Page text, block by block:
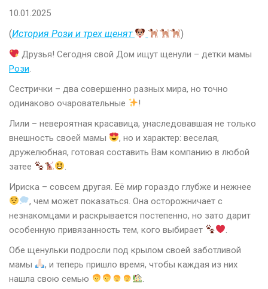
10.01.2025
(История Рози и трех щенят )
Друзья! Сегодня свой Дом ищут щенули – детки мамы
Рози.
Сестрички – два совершенно разных мира, но точно
одинаково очаровательные
!
Лили – невероятная красавица, унаследовавшая не только
внешность своей мамы
, но и характер: веселая,
дружелюбная, готовая составить Вам компанию в любой
затее
.
Ириска – совсем другая. Её мир гораздо глубже и нежнее
, чем может показаться. Она осторожничает с
незнакомцами и раскрывается постепенно, но зато дарит
особенную привязанность тем, кого выбирает
.
Обе щенульки подросли под крылом своей заботливой
мамы
, и теперь пришло время, чтобы каждая из них
нашла свою семью
.